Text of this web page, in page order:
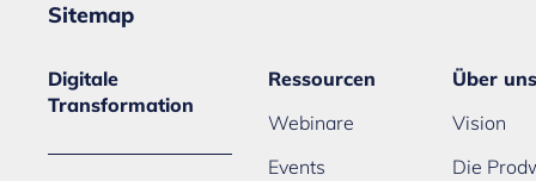
Sitemap
Digitale
Transformation
Ressourcen
Webinare
Events
Über uns
Vision
Die